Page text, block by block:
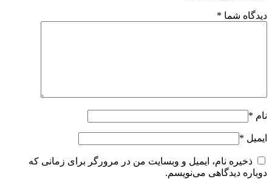
دیدگاه شما *
نام *
ایمیل *
ذخیره نام، ایمیل و وبسایت من در مرورگر برای زمانی که
دوباره دیدگاهی می‌نویسم.